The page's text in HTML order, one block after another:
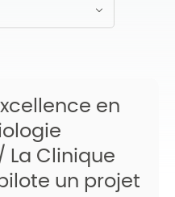
en
Clinique
un projet